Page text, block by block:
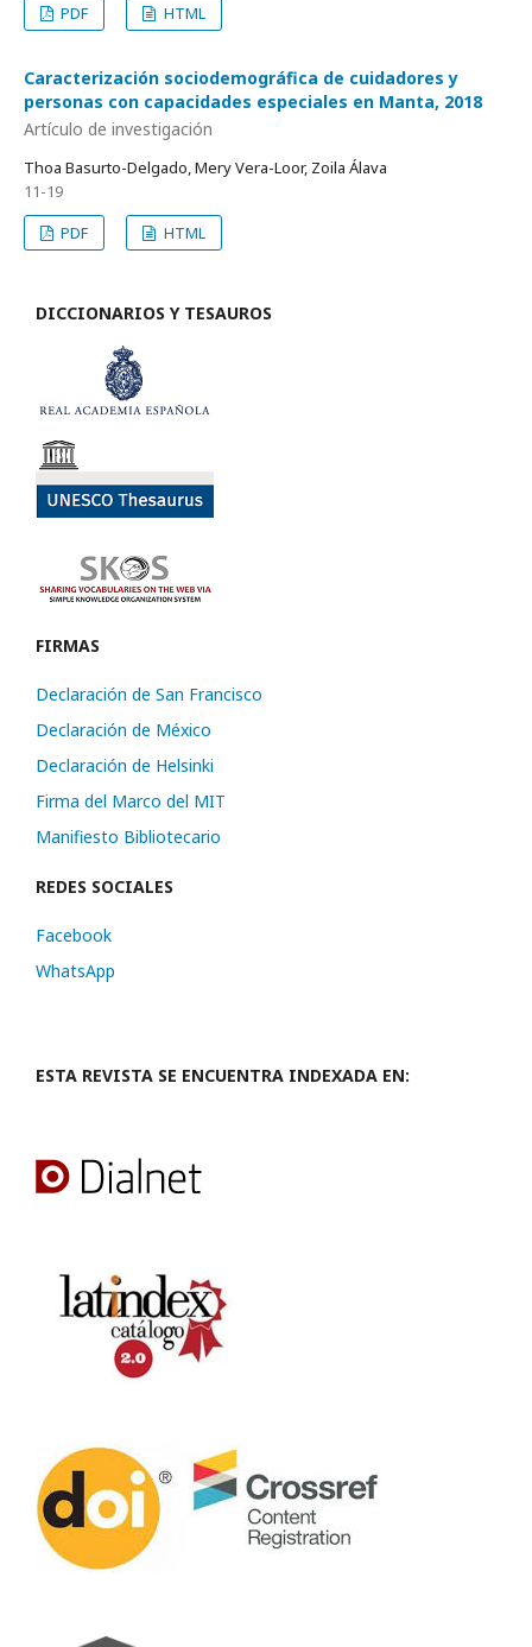
PDF
HTML
Caracterización sociodemográfica de cuidadores y
personas con capacidades especiales en Manta, 2018
Artículo de investigación
Thoa Basurto-Delgado, Mery Vera-Loor, Zoila Álava
11-19
PDF
HTML
DICCIONARIOS Y TESAUROS
FIRMAS
Declaración de San Francisco
Declaración de México
Declaración de Helsinki
Firma del Marco del MIT
Manifiesto Bibliotecario
REDES SOCIALES
Facebook
WhatsApp
ESTA REVISTA SE ENCUENTRA INDEXADA EN: